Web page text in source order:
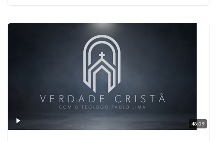
48:09